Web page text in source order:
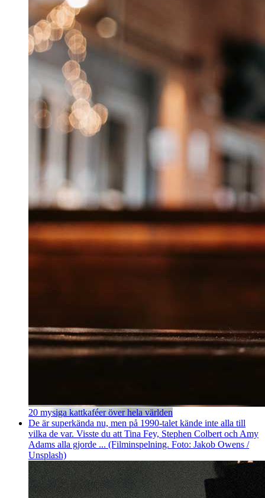
20 mysiga kattkaféer över hela världen
De är superkända nu, men på 1990-talet kände inte alla till
vilka de var. Visste du att Tina Fey, Stephen Colbert och Amy
Adams alla gjorde ... (Filminspelning. Foto: Jakob Owens /
Unsplash)